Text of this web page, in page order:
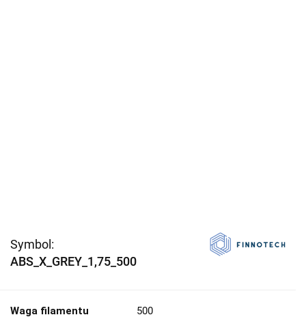
Symbol:
ABS_X_GREY_1,75_500
Waga filamentu 500